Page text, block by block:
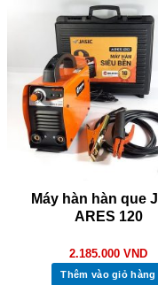
Máy hàn hàn que
ARES 120
2.185.000 VND
Thêm vào giỏ hàng